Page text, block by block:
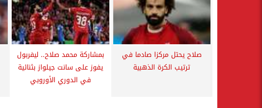
صلاح يحتل مركزا صادما في
ترتيب الكرة الذهبية
بمشاركة محمد صلاح.. ليفربول
يفوز على سانت جيلواز بثنائية
في الدوري الأوروبي